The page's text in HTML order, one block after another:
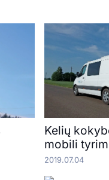
Kelių
mobili
2019.07.04